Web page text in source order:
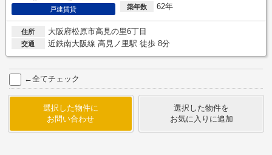
戸建賃貸 築年数 62年
住所 大阪府松原市高見の里6丁目
交通 近鉄南大阪線 高見ノ里駅 徒歩 8分
←全てチェック
選択した物件に
お問い合わせ
選択した物件を
お気に入りに追加